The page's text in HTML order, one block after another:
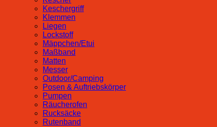
Keschergriff
Klemmen
Liegen
Lockstoff
Mäppchen/Etui
Maßband
Matten
Messer
Outdoor/Camping
Posen & Auftriebskörper
Pumpen
Räucherofen
Rucksäcke
Rutenband